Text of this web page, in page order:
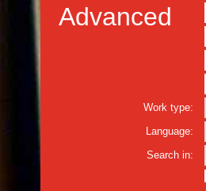
Advanced
Work type:
Language:
Search in: